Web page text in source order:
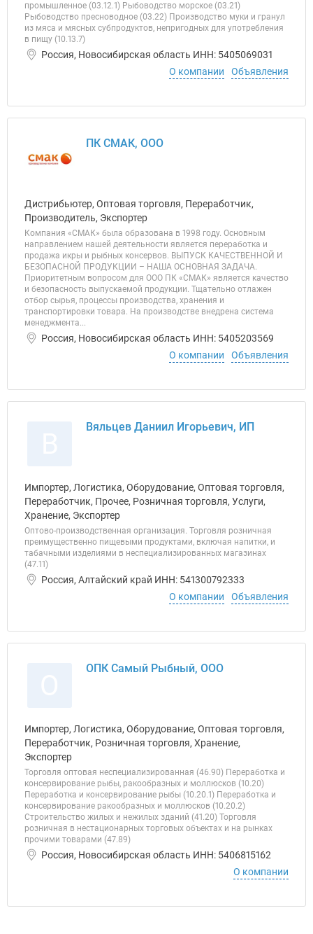
промышленное (03.12.1) Рыбоводство морское (03.21)
Рыбоводство пресноводное (03.22) Производство муки и гранул
из мяса и мясных субпродуктов, непригодных для употребления
в пищу (10.13.7)
Россия, Новосибирская область ИНН: 5405069031
О компании
Объявления
ПК СМАК, ООО
Дистрибьютер, Оптовая торговля, Переработчик,
Производитель, Экспортер
Компания «СМАК» была образована в 1998 году. Основным
направлением нашей деятельности является переработка и
продажа икры и рыбных консервов. ВЫПУСК КАЧЕСТВЕННОЙ И
БЕЗОПАСНОЙ ПРОДУКЦИИ – НАША ОСНОВНАЯ ЗАДАЧА.
Приоритетным вопросом для ООО ПК «СМАК» является качество
и безопасность выпускаемой продукции. Тщательно отлажен
отбор сырья, процессы производства, хранения и
транспортировки товара. На производстве внедрена система
менеджмента...
Россия, Новосибирская область ИНН: 5405203569
О компании
Объявления
Вяльцев Даниил Игорьевич, ИП
Импортер, Логистика, Оборудование, Оптовая торговля,
Переработчик, Прочее, Розничная торговля, Услуги,
Хранение, Экспортер
Оптово-производственная организация. Торговля розничная
преимущественно пищевыми продуктами, включая напитки, и
табачными изделиями в неспециализированных магазинах
(47.11)
Россия, Алтайский край ИНН: 541300792333
О компании
Объявления
ОПК Самый Рыбный, ООО
Импортер, Логистика, Оборудование, Оптовая торговля,
Переработчик, Розничная торговля, Хранение,
Экспортер
Торговля оптовая неспециализированная (46.90) Переработка и
консервирование рыбы, ракообразных и моллюсков (10.20)
Переработка и консервирование рыбы (10.20.1) Переработка и
консервирование ракообразных и моллюсков (10.20.2)
Строительство жилых и нежилых зданий (41.20) Торговля
розничная в нестационарных торговых объектах и на рынках
прочими товарами (47.89)
Россия, Новосибирская область ИНН: 5406815162
О компании